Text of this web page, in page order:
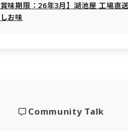
賞味期限：26年3月】湖池屋 工場直
お味
Community Talk